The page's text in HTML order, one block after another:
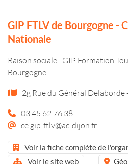
GIP FTLV de Bourgogne -
Nationale
Raison sociale : GIP Formation
Bourgogne
2g Rue du Général
03 45 62 76 38
ce.gip-ftlv@ac-dijon.fr
Voir la fiche complète de
Voir le site web